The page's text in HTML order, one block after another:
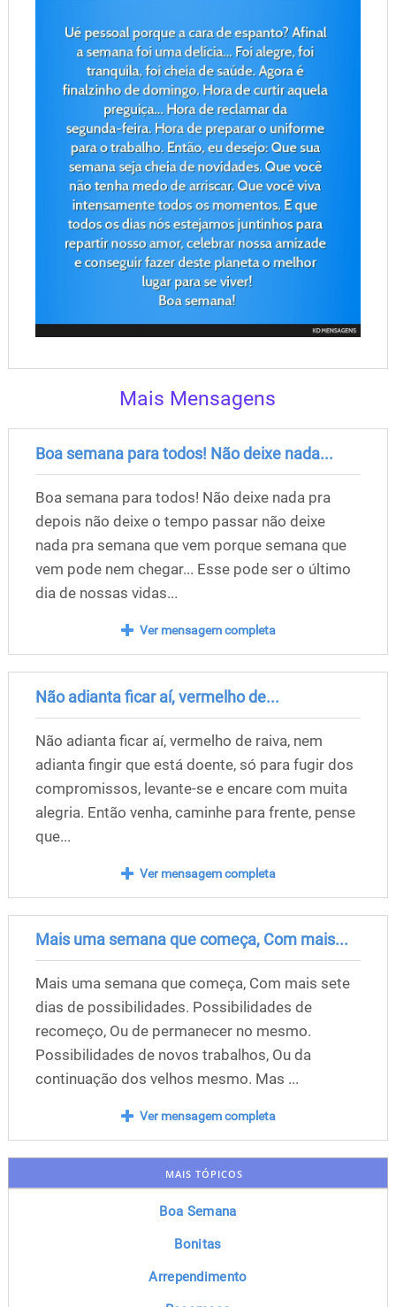
Mais Mensagens
Boa semana para todos! Não deixe nada...
Boa semana para todos! Não deixe nada pra
depois não deixe o tempo passar não deixe
nada pra semana que vem porque semana que
vem pode nem chegar... Esse pode ser o último
dia de nossas vidas...
Ver mensagem completa
Não adianta ficar aí, vermelho de...
Não adianta ficar aí, vermelho de raiva, nem
adianta fingir que está doente, só para fugir dos
compromissos, levante-se e encare com muita
alegria. Então venha, caminhe para frente, pense
que...
Ver mensagem completa
Mais uma semana que começa, Com mais...
Mais uma semana que começa, Com mais sete
dias de possibilidades. Possibilidades de
recomeço, Ou de permanecer no mesmo.
Possibilidades de novos trabalhos, Ou da
continuação dos velhos mesmo. Mas ...
Ver mensagem completa
MAIS TÓPICOS
Boa Semana
Bonitas
Arrependimento